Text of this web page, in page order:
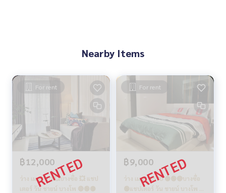
Nearby Items
For rent
฿12,000
ว่าง เมษา 70 💥บางซื่อ 💥 แชป
เตอร์ วัน ชายน์ บางโพ 🔴🟢🟡
For rent
฿9,000
ว่าง เม.ย. 2570 🟡🟢🔴บางซื่อ
🟢แชปเตอร์ วัน ชายน์ บางโพ 🟢